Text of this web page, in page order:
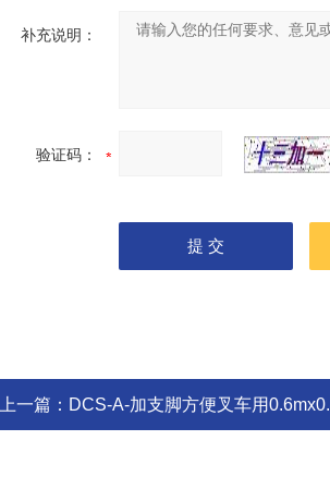
补充说明：
验证码：
上一篇： DCS-A-加支脚方便叉车用0.6mx0.8m“电子磅秤价格”零点六米